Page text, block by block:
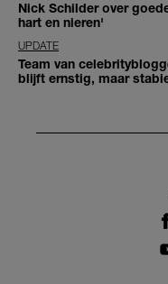
Nick Schilder over
hart en nieren'
UPDATE
Team van
blijft ernstig, maar